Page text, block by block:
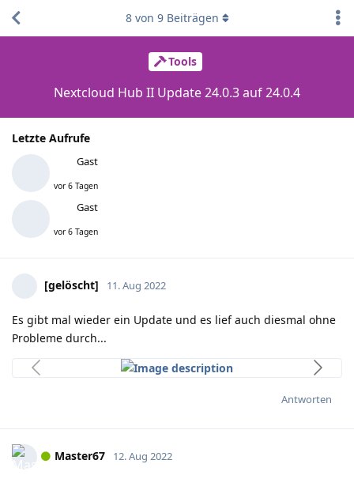
Tools
Nextcloud Hub II Update 24.0.3 auf 24.0.4
Letzte Aufrufe
Gast
vor 6 Tagen
Gast
vor 6 Tagen
8von 9Beiträgen
[gelöscht] 11. Aug 2022
Es gibt mal wieder ein Update und es lief auch diesmal ohne
Probleme durch...
Antworten
Master67 12. Aug 2022